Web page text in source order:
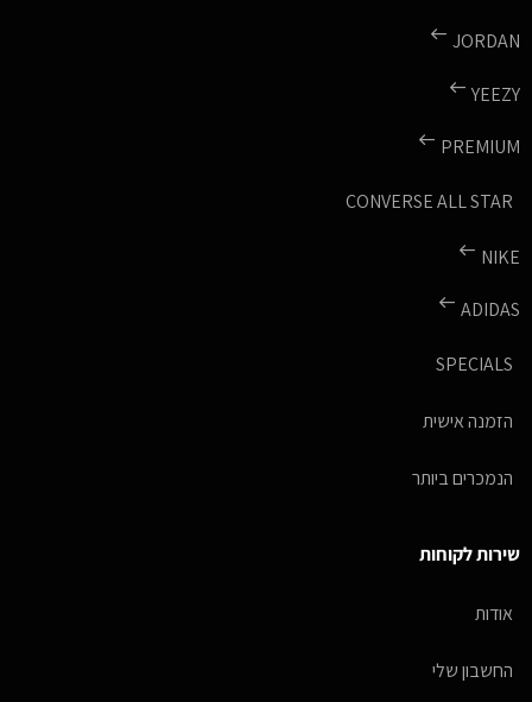
JORDAN
YEEZY
PREMIUM
CONVERSE ALL STAR
NIKE
ADIDAS
SPECIALS
הזמנה אישית
הנמכרים ביותר
שירות לקוחות
אודות
החשבון שלי